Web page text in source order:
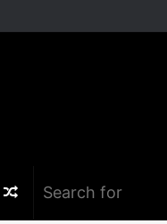
Random